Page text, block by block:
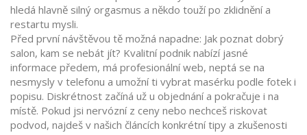
hledá hlavně silný orgasmus a někdo touží po zklidnění a
restartu mysli.
Před první návštěvou tě možná napadne: Jak poznat dobrý
salon, kam se nebát jít? Kvalitní podnik nabízí jasné
informace předem, má profesionální web, neptá se na
nesmysly v telefonu a umožní ti vybrat masérku podle fotek i
popisu. Diskrétnost začíná už u objednání a pokračuje i na
místě. Pokud jsi nervózní z ceny nebo nechceš riskovat
podvod, najdeš v našich článcích konkrétní tipy a zkušenosti